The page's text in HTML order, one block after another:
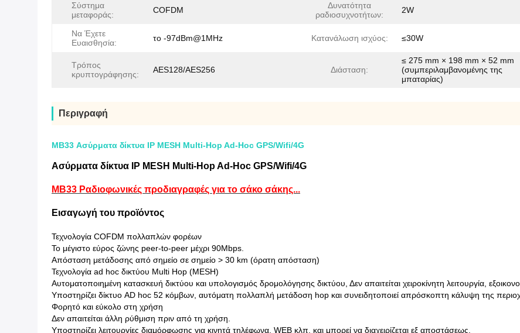
Σύστημα
μεταφοράς:
COFDM
Δυνατότητα
ραδιοσυχνοτήτων:
2W
Να Έχετε
Ευαισθησία:
το -97dBm@1MHz Κατανάλωση ισχύος: ≤30W
Τρόπος
κρυπτογράφησης:
AES128/AES256 Διάσταση:
≤ 275 mm × 198 mm × 52 mm
(συμπεριλαμβανομένης της
μπαταρίας)
Περιγραφή
MB33 Ασύρματα δίκτυα IP MESH Multi-Hop Ad-Hoc GPS/Wifi/4G
Ασύρματα δίκτυα IP MESH Multi-Hop Ad-Hoc GPS/Wifi/4G
MB33 Ραδιοφωνικές προδιαγραφές για το σάκο σάκης...
Εισαγωγή του προϊόντος
Τεχνολογία COFDM πολλαπλών φορέων
Το μέγιστο εύρος ζώνης peer-to-peer μέχρι 90Mbps.
Απόσταση μετάδοσης από σημείο σε σημείο > 30 km (όρατη απόσταση)
Τεχνολογία ad hoc δικτύου Multi Hop (MESH)
Αυτοματοποιημένη κατασκευή δικτύου και υπολογισμός δρομολόγησης δικτύου, Δεν απαιτείται χειροκίνητη λειτουργία,
Υποστηρίζει δίκτυο AD hoc 52 κόμβων, αυτόματη πολλαπλή μετάδοση hop και συνειδητοποιεί απρόσκοπτη κάλυψη της
Φορητό και εύκολο στη χρήση
Δεν απαιτείται άλλη ρύθμιση πριν από τη χρήση.
Υποστηρίζει λειτουργίες διαμόρφωσης για κινητά τηλέφωνα, WEB κλπ. και μπορεί να διαχειρίζεται εξ αποστάσεως.